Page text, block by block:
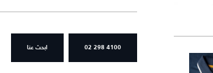
02 298 4100 ابحث عنا